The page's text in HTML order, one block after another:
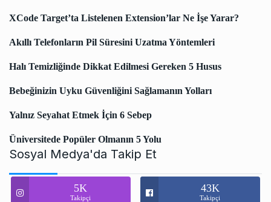
XCode Target’ta Listelenen Extension’lar Ne İşe Yarar?
Akıllı Telefonların Pil Süresini Uzatma Yöntemleri
Halı Temizliğinde Dikkat Edilmesi Gereken 5 Husus
Bebeğinizin Uyku Güvenliğini Sağlamanın Yolları
Yalnız Seyahat Etmek İçin 6 Sebep
Üniversitede Popüler Olmanın 5 Yolu
Sosyal Medya'da Takip Et
5K
Takipçi
43K
Takipçi